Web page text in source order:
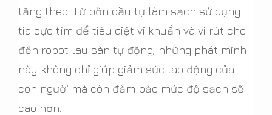
tăng theo. Từ bồn cầu tự làm sạch sử dụng
tia cực tím để tiêu diệt vi khuẩn và vi rút cho
đến robot lau sàn tự động, những phát minh
này không chỉ giúp giảm sức lao động của
con người mà còn đảm bảo mức độ sạch sẽ
cao hơn.